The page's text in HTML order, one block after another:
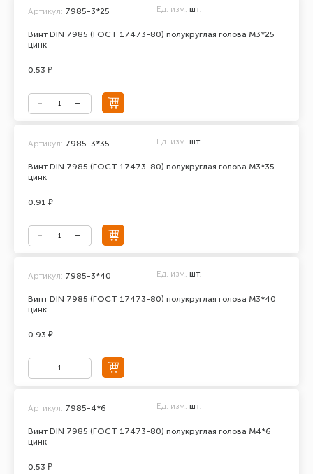
Винт DIN 7985 (ГОСТ 17473-80) полукруглая голова М3*25
цинк
Артикул: 7985-3*25 Ед. изм. шт.
0.53 ₽
Винт DIN 7985 (ГОСТ 17473-80) полукруглая голова М3*35
цинк
Артикул: 7985-3*35 Ед. изм. шт.
0.91 ₽
Винт DIN 7985 (ГОСТ 17473-80) полукруглая голова М3*40
цинк
Артикул: 7985-3*40 Ед. изм. шт.
0.93 ₽
Винт DIN 7985 (ГОСТ 17473-80) полукруглая голова М4*6
цинк
Артикул: 7985-4*6 Ед. изм. шт.
0.53 ₽